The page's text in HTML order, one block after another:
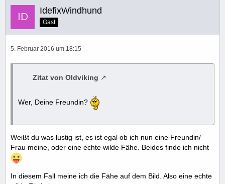
IdefixWindhund
Gast
5. Februar 2016 um 18:15
Zitat von Oldviking
Wer, Deine Freundin?
Weißt du was lustig ist, es ist egal ob ich nun eine Freundin/
Frau meine, oder eine echte wilde Fähe. Beides finde ich nicht
In diesem Fall meine ich die Fähe auf dem Bild. Also eine echte